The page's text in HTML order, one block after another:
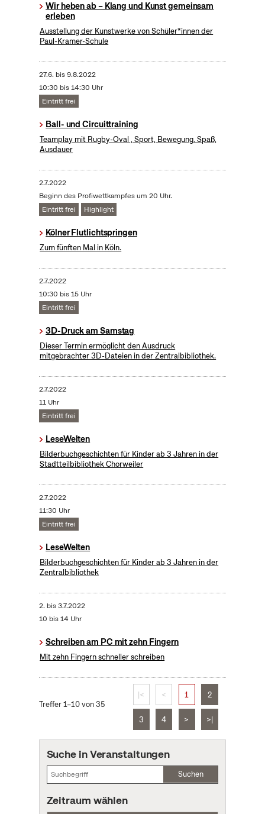
Wir heben ab – Klang und Kunst gemeinsam
erleben
Ausstellung der Kunstwerke von Schüler*innen der
Paul-Kramer-Schule
27.6. bis9.8.2022
10:30 bis 14:30 Uhr
Eintritt frei
Ball- und Circuittraining
Teamplay mit Rugby-Oval , Sport, Bewegung, Spaß,
Ausdauer
2.7.2022
Beginn des Profiwettkampfes um 20 Uhr.
Eintritt frei
Highlight
Kölner Flutlichtspringen
Zum fünften Mal in Köln.
2.7.2022
10:30 bis 15 Uhr
Eintritt frei
3D-Druck am Samstag
Dieser Termin ermöglicht den Ausdruck
mitgebrachter 3D-Dateien in der Zentralbibliothek.
2.7.2022
11 Uhr
Eintritt frei
LeseWelten
Bilderbuchgeschichten für Kinder ab 3 Jahren in der
Stadtteilbibliothek Chorweiler
2.7.2022
11:30 Uhr
Eintritt frei
LeseWelten
Bilderbuchgeschichten für Kinder ab 3 Jahren in der
Zentralbibliothek
2. bis3.7.2022
10 bis 14 Uhr
Schreiben am PC mit zehn Fingern
Mit zehn Fingern schneller schreiben
Treffer 1–10 von 35
|< < 1 2
3 4 > >|
Suche in Veranstaltungen
Suchen
Zeitraum wählen